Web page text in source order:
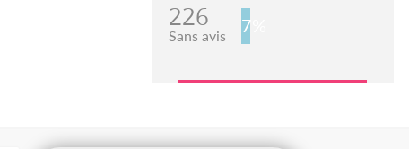
226
Sans avis 7%